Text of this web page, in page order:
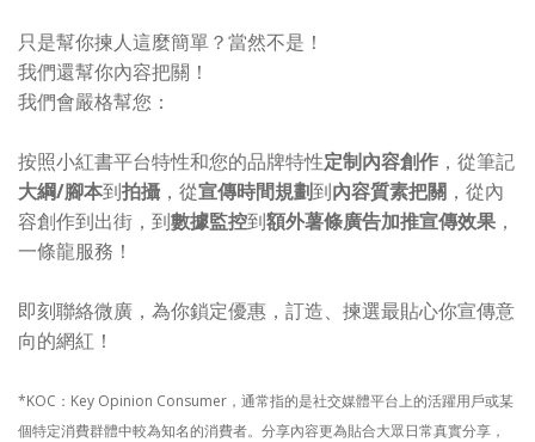
只是幫你揀人這麼簡單？當然不是！
我們還幫你內容把關！
我們會嚴格幫您：
按照小紅書平台特性和您的品牌特性定制內容創作 ， 從筆記
大綱/腳本到拍攝 ，從宣傳時間規劃到內容質素把關 ，從內
容創作到出街，到數據監控到額外薯條廣告加推宣傳效果 ，
一條龍服務！
即刻聯絡微廣，為你鎖定優惠，訂造、揀選最貼心你宣傳意
向的網紅！
*KOC：Key Opinion Consumer，通常指的是社交媒體平台上的活躍用戶或某
個特定消費群體中較為知名的消費者。分享內容更為貼合大眾日常真實分享，